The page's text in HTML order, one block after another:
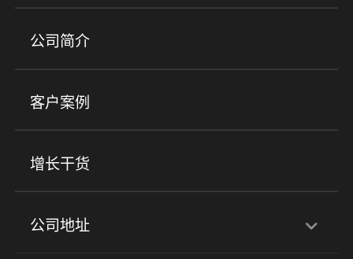
培训机构 职业技能培训 兴趣培训
金融行业
心理机构
产品
小程序商城 ERP 企微SCRM
社群圈子
公司简介
客户案例
增长干货
公司地址